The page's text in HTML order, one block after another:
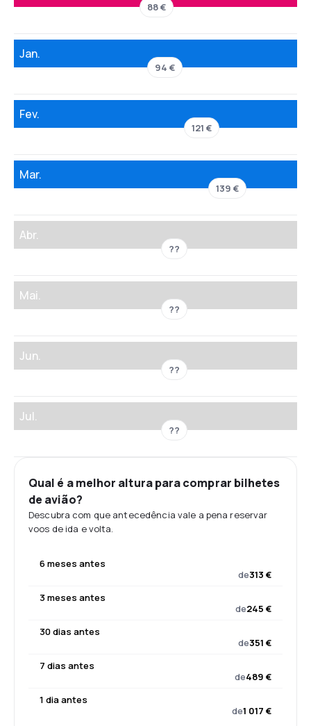
88 €
Jan.
94 €
Fev.
121 €
Mar.
139 €
Abr.
??
Mai.
??
Jun.
??
Jul.
??
Qual é a melhor altura para comprar bilhetes
de avião?
Descubra com que antecedência vale a pena reservar
voos de ida e volta.
6 meses antes
de313 €
3 meses antes
de245 €
30 dias antes
de351 €
7 dias antes
de489 €
1 dia antes
de1 017 €